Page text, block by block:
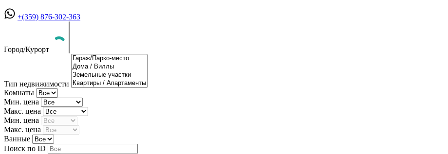
+(359) 876-302-363
Город/Курорт
Тип недвижимости
Комнаты
Мин. цена
Макс. цена
Мин. цена
Макс. цена
Ванные
Поиск по ID